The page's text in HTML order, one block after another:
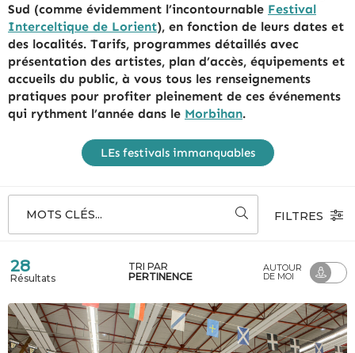
Sud (comme évidemment l’incontournable Festival
Interceltique de Lorient), en fonction de leurs dates et
des localités. Tarifs, programmes détaillés avec
présentation des artistes, plan d’accès, équipements et
accueils du public, à vous tous les renseignements
pratiques pour profiter pleinement de ces événements
qui rythment l’année dans le Morbihan.
LEs festivals immanquables
MOTS CLÉS... FILTRES
28
Résultats
TRI PAR
PERTINENCE
AUTOUR
DE MOI